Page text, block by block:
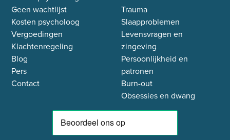
Geen wachtlijst
Kosten psycholoog
Vergoedingen
Klachtenregeling
Blog
Pers
Contact
Trauma
Slaapproblemen
Levensvragen en
zingeving
Persoonlijkheid en
patronen
Burn-out
Obsessies en dwang